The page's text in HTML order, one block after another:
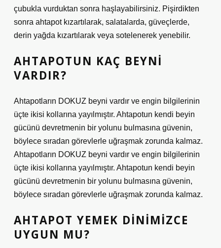
çubukla vurduktan sonra haşlayabilirsiniz. Pişirdikten
sonra ahtapot kızartılarak, salatalarda, güveçlerde,
derin yağda kızartılarak veya sotelenerek yenebilir.
AHTAPOTUN KAÇ BEYNI
VARDIR?
Ahtapotların DOKUZ beyni vardır ve engin bilgilerinin
üçte ikisi kollarına yayılmıştır. Ahtapotun kendi beyin
gücünü devretmenin bir yolunu bulmasına güvenin,
böylece sıradan görevlerle uğraşmak zorunda kalmaz.
Ahtapotların DOKUZ beyni vardır ve engin bilgilerinin
üçte ikisi kollarına yayılmıştır. Ahtapotun kendi beyin
gücünü devretmenin bir yolunu bulmasına güvenin,
böylece sıradan görevlerle uğraşmak zorunda kalmaz.
AHTAPOT YEMEK DINIMIZCE
UYGUN MU?